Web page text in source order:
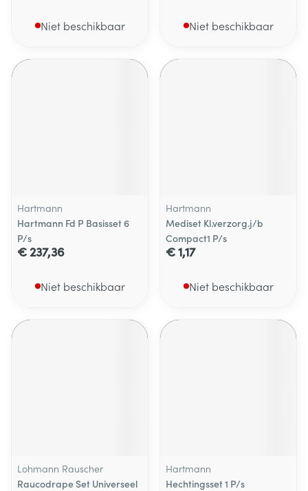
Niet beschikbaar Niet beschikbaar
Hartmann
Hartmann Fd P Basisset 6
P/s
€ 237,36
Niet beschikbaar
Hartmann
Mediset Kl.verzorg.j/b
Compact1 P/s
€ 1,17
Niet beschikbaar
Lohmann Rauscher
Raucodrape Set Universeel
Hartmann
Hechtingsset 1 P/s